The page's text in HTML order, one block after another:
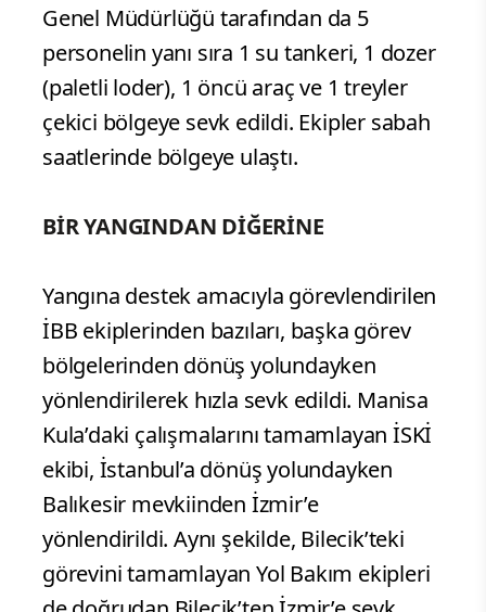
Genel Müdürlüğü tarafından da 5
personelin yanı sıra 1 su tankeri, 1 dozer
(paletli loder), 1 öncü araç ve 1 treyler
çekici bölgeye sevk edildi. Ekipler sabah
saatlerinde bölgeye ulaştı.
BİR YANGINDAN DİĞERİNE
Yangına destek amacıyla görevlendirilen
İBB ekiplerinden bazıları, başka görev
bölgelerinden dönüş yolundayken
yönlendirilerek hızla sevk edildi. Manisa
Kula’daki çalışmalarını tamamlayan İSKİ
ekibi, İstanbul’a dönüş yolundayken
Balıkesir mevkiinden İzmir’e
yönlendirildi. Aynı şekilde, Bilecik’teki
görevini tamamlayan Yol Bakım ekipleri